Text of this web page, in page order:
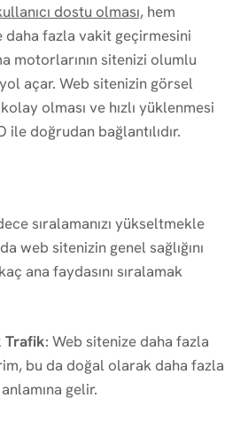
dostu olması, hem
fazla vakit geçirmesini
motorlarının sitenizi olumlu
açar. Web sitenizin görsel
olması ve hızlı yüklenmesi
ile doğrudan bağlantılıdır.
sıralamanızı yükseltmekle
web sitenizin genel sağlığını
ana faydasını sıralamak
Trafik: Web sitenize daha fazla
bu da doğal olarak daha fazla
gelir.